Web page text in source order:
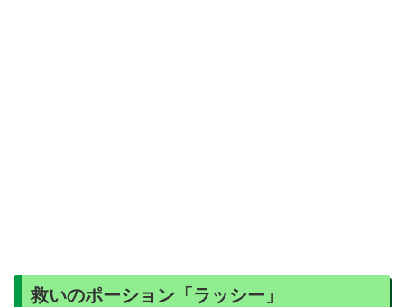
救いのポーション「ラッシー」